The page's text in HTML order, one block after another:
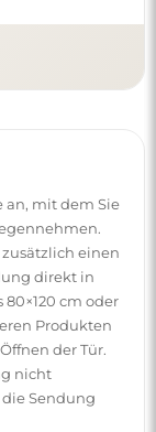
Spiegels
Sie
finden Sie alle
Reinigung
seinem